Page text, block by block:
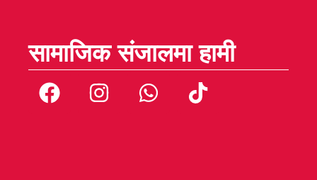
सामाजिक संजालमा हामी